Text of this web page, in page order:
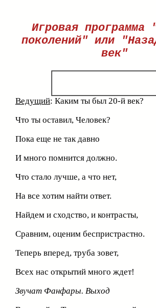
Игровая программа
поколений" или
век"
Ведущий: Каким ты был 20-й век?
Что ты оставил, Человек?
Пока еще не так давно
И много помнится должно.
Что стало лучше, а что нет,
На все хотим найти ответ.
Найдем и сходство, и контрасты,
Сравним, оценим беспристрастно.
Теперь вперед, труба зовет,
Всех нас открытий много ждет!
Звучат Фанфары. Выход